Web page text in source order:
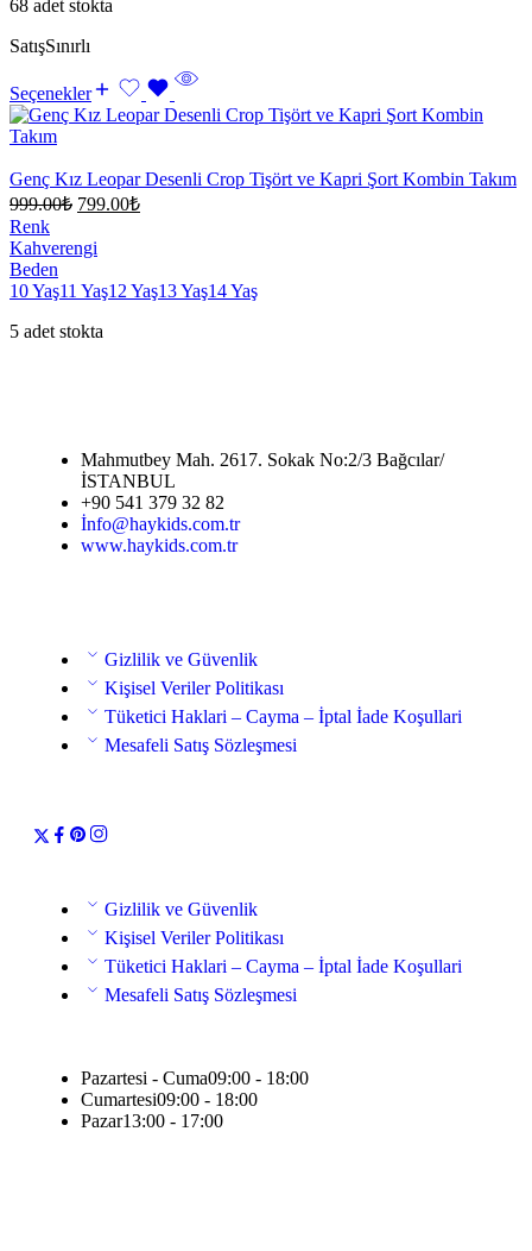
68 adet stokta
SatışSınırlı
Seçenekler
Genç Kız Leopar Desenli Crop Tişört ve Kapri Şort Kombin Takım
999.00₺ 799.00₺
Renk
Kahverengi
Beden
10 Yaş11 Yaş12 Yaş13 Yaş14 Yaş
5 adet stokta
Mahmutbey Mah. 2617. Sokak No:2/3 Bağcılar/
İSTANBUL
+90 541 379 32 82
İnfo@haykids.com.tr
www.haykids.com.tr
Gizlilik ve Güvenlik
Kişisel Veriler Politikası
Tüketici Haklari – Cayma – İptal İade Koşullari
Mesafeli Satış Sözleşmesi
Gizlilik ve Güvenlik
Kişisel Veriler Politikası
Tüketici Haklari – Cayma – İptal İade Koşullari
Mesafeli Satış Sözleşmesi
Pazartesi - Cuma09:00 - 18:00
Cumartesi09:00 - 18:00
Pazar13:00 - 17:00